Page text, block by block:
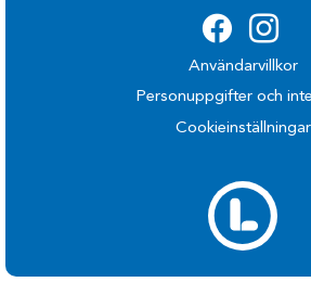
Användarvillkor
Personuppgifter och
Cookieinställningar